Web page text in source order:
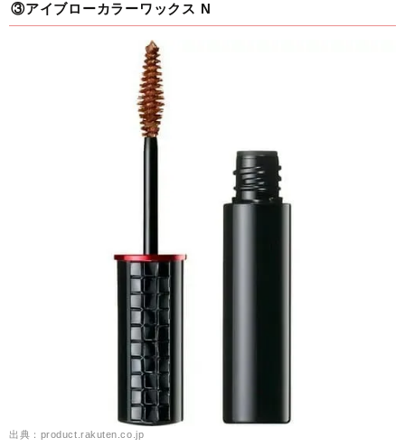
③アイブローカラーワックス N
出典：product.rakuten.co.jp